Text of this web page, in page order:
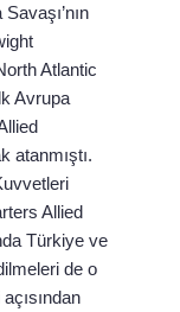
Atlantic
Avrupa
atanmıştı.
Allied
Türkiye ve
de o